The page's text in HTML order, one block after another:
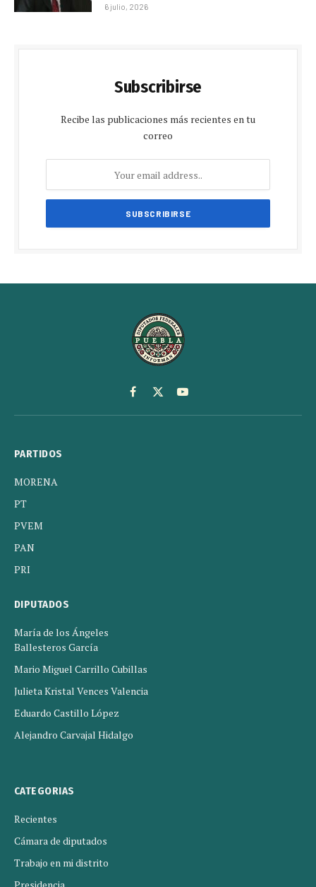
6 julio, 2026
Subscribirse
Recibe las publicaciones más recientes en tu
correo
Facebook
X
(Twitter)
YouTube
PARTIDOS
MORENA
PT
PVEM
PAN
PRI
DIPUTADOS
María de los Ángeles
Ballesteros García
Mario Miguel Carrillo Cubillas
Julieta Kristal Vences Valencia
Eduardo Castillo López
Alejandro Carvajal Hidalgo
CATEGORIAS
Recientes
Cámara de diputados
Trabajo en mi distrito